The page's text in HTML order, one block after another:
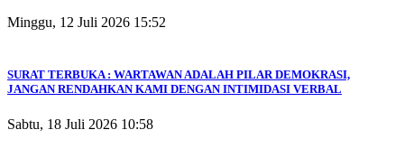
Minggu, 12 Juli 2026 15:52
SURAT TERBUKA : WARTAWAN ADALAH PILAR DEMOKRASI,
JANGAN RENDAHKAN KAMI DENGAN INTIMIDASI VERBAL
Sabtu, 18 Juli 2026 10:58